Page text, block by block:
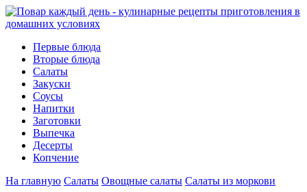
Первые блюда
Вторые блюда
Салаты
Закуски
Соусы
Напитки
Заготовки
Выпечка
Десерты
Копчение
На главную Салаты Овощные салаты Салаты из моркови